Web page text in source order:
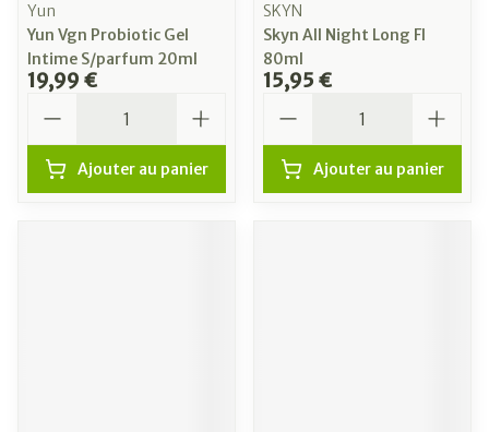
Yun
Yun Vgn Probiotic Gel
Intime S/parfum 20ml
19,99 €
Ajouter au panier
SKYN
Skyn All Night Long Fl
80ml
15,95 €
Ajouter au panier